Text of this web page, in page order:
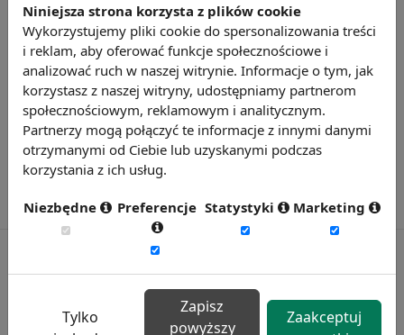
Rynekpracy.pl
sedlak.pl
Niniejsza strona korzysta z plików cookie
Wykorzystujemy pliki cookie do spersonalizowania treści
i reklam, aby oferować funkcje społecznościowe i
analizować ruch w naszej witrynie. Informacje o tym, jak
korzystasz z naszej witryny, udostępniamy partnerom
społecznościowym, reklamowym i analitycznym.
Partnerzy mogą połączyć te informacje z innymi danymi
otrzymanymi od Ciebie lub uzyskanymi podczas
korzystania z ich usług.
Niezbędne Preferencje Statystyki Marketing
Tylko
Zapisz
powyższy
Zaakceptuj